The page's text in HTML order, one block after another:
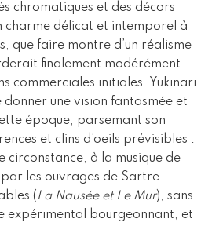
chromatiques et des décors
charme délicat et intemporel à
que faire montre d’un réalisme
finalement modérément
commerciales initiales. Yukinari
une vision fantasmée et
époque, parsemant son
et clins d’oeils prévisibles :
circonstance, à la musique de
les ouvrages de Sartre
( La Nausée et Le Mur), sans
expérimental bourgeonnant, et